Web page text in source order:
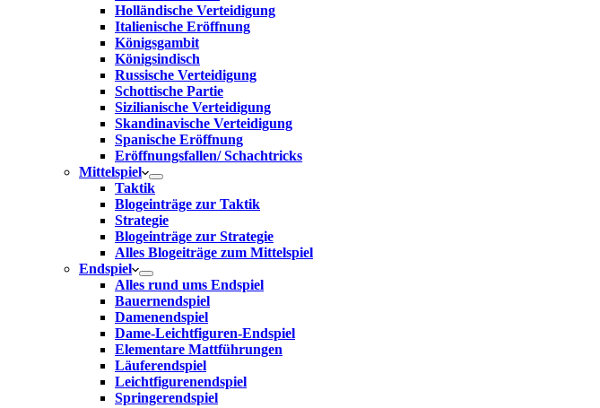
Holländische Verteidigung
Italienische Eröffnung
Königsgambit
Königsindisch
Russische Verteidigung
Schottische Partie
Sizilianische Verteidigung
Skandinavische Verteidigung
Spanische Eröffnung
Eröffnungsfallen/ Schachtricks
Mittelspiel
Taktik
Blogeinträge zur Taktik
Strategie
Blogeinträge zur Strategie
Alles Blogeiträge zum Mittelspiel
Endspiel
Alles rund ums Endspiel
Bauernendspiel
Damenendspiel
Dame-Leichtfiguren-Endspiel
Elementare Mattführungen
Läuferendspiel
Leichtfigurenendspiel
Springerendspiel